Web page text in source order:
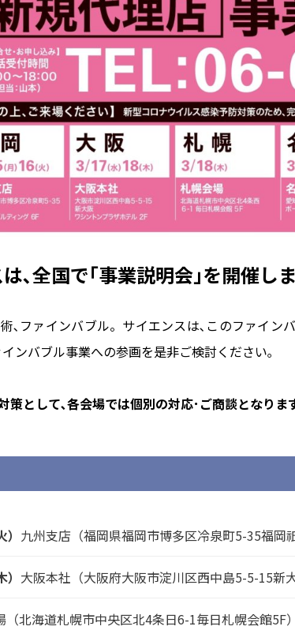
､全国で｢事業説明会｣を開催し
､ファインバブル。サイエンスは､このファイ
ンバブル事業への参画を是非ご検討ください｡
として､各会場では個別の対応･ご商談となりま
九州支店（福岡県福岡市博多区冷泉町5-35福岡
大阪本社（大阪府大阪市淀川区西中島5-5-15新
（北海道札幌市中央区北4条日6-1毎日札幌会館5F）